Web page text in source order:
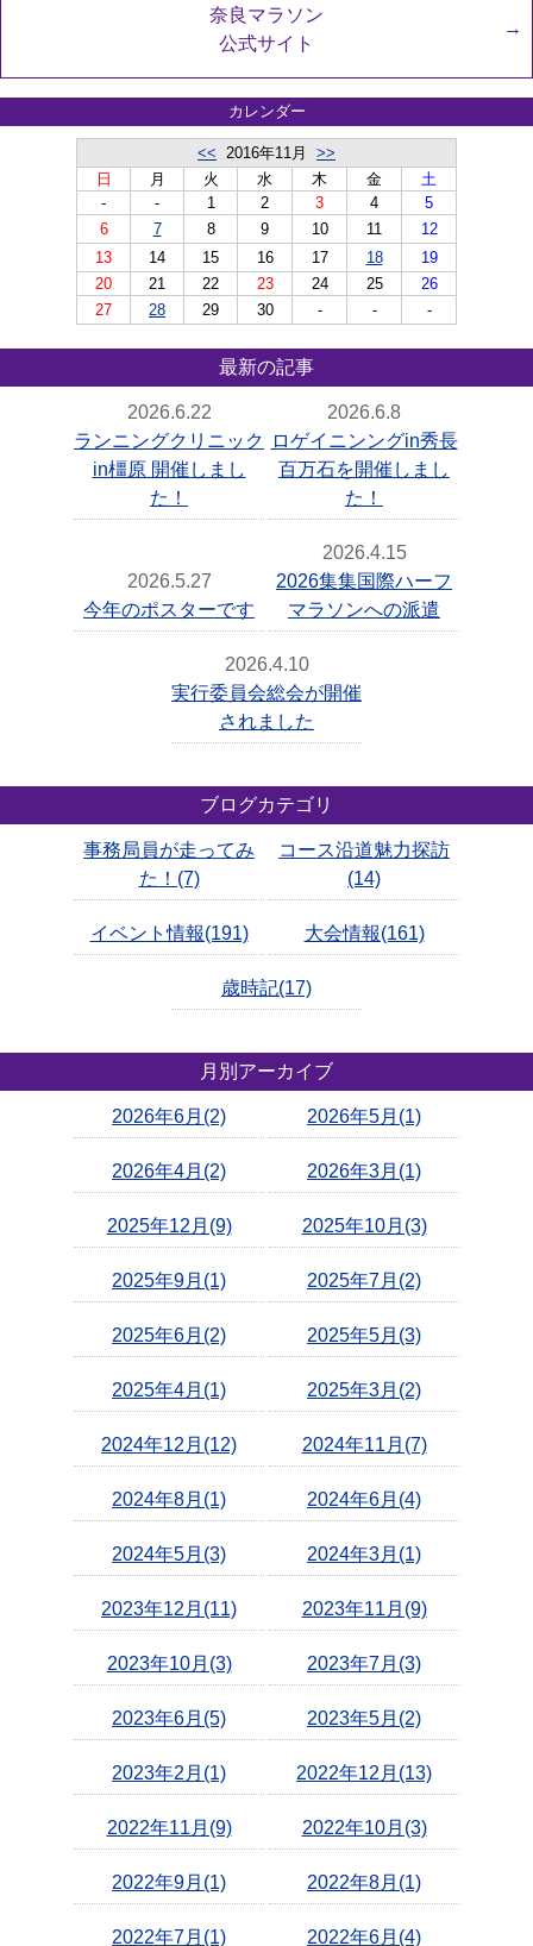
奈良マラソン
公式サイト
カレンダー
<< 2016年11月 >>
日
月 火 水 木 金
土
-
- 1 2 3 4
5
6
7 8 9 10 11
12
13
14 15 16 17 18
19
20
21 22 23 24 25
26
27
28 29 30 - - -
最新の記事
2026.6.22
ランニングクリニック
in橿原 開催しまし
た！
2026.6.8
ロゲイニンングin秀長
百万石を開催しまし
た！
2026.5.27
今年のポスターです
2026.4.15
2026集集国際ハーフ
マラソンへの派遣
2026.4.10
実行委員会総会が開催
されました
ブログカテゴリ
事務局員が走ってみ
た！(7)
コース沿道魅力探訪
(14)
イベント情報(191) 大会情報(161)
歳時記(17)
月別アーカイブ
2026年6月(2) 2026年5月(1)
2026年4月(2) 2026年3月(1)
2025年12月(9) 2025年10月(3)
2025年9月(1) 2025年7月(2)
2025年6月(2) 2025年5月(3)
2025年4月(1) 2025年3月(2)
2024年12月(12) 2024年11月(7)
2024年8月(1) 2024年6月(4)
2024年5月(3) 2024年3月(1)
2023年12月(11) 2023年11月(9)
2023年10月(3) 2023年7月(3)
2023年6月(5) 2023年5月(2)
2023年2月(1) 2022年12月(13)
2022年11月(9) 2022年10月(3)
2022年9月(1) 2022年8月(1)
2022年7月(1) 2022年6月(4)